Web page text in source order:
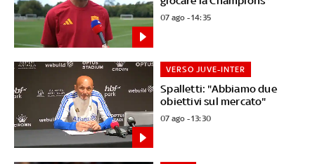
07 ago - 14:35
Spalletti: "Abbiamo due
obiettivi sul mercato"
VERSO JUVE-INTER
07 ago - 13:30